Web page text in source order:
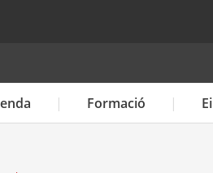
Formació